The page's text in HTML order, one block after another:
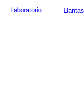
Laboratorio Llantas